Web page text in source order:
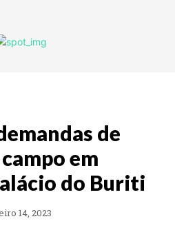
de
em
do Buriti
14, 2023